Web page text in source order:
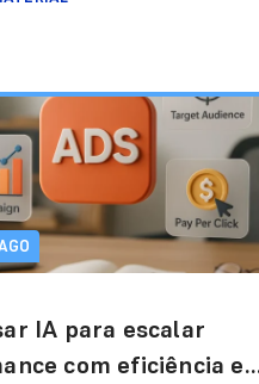
baixo, melhor. Mas existe um
nisso: Lead
Ler mais
IA para escalar
com eficiência e